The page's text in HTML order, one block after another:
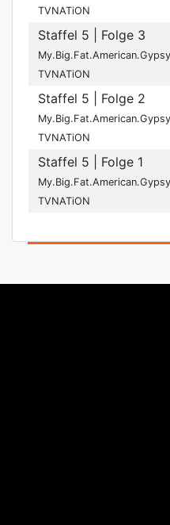
TVNATiON
Staffel 5 | Folge 3
TVNATiON
Staffel 5 | Folge 2
TVNATiON
Staffel 5 | Folge 1
TVNATiON